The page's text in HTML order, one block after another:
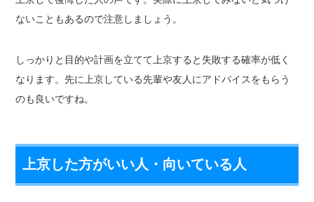
ないこともあるので注意しましょう。
しっかりと目的や計画を立てて上京すると失敗する確率が低く
なります。先に上京している先輩や友人にアドバイスをもらう
のも良いですね。
上京した方がいい人・向いている人